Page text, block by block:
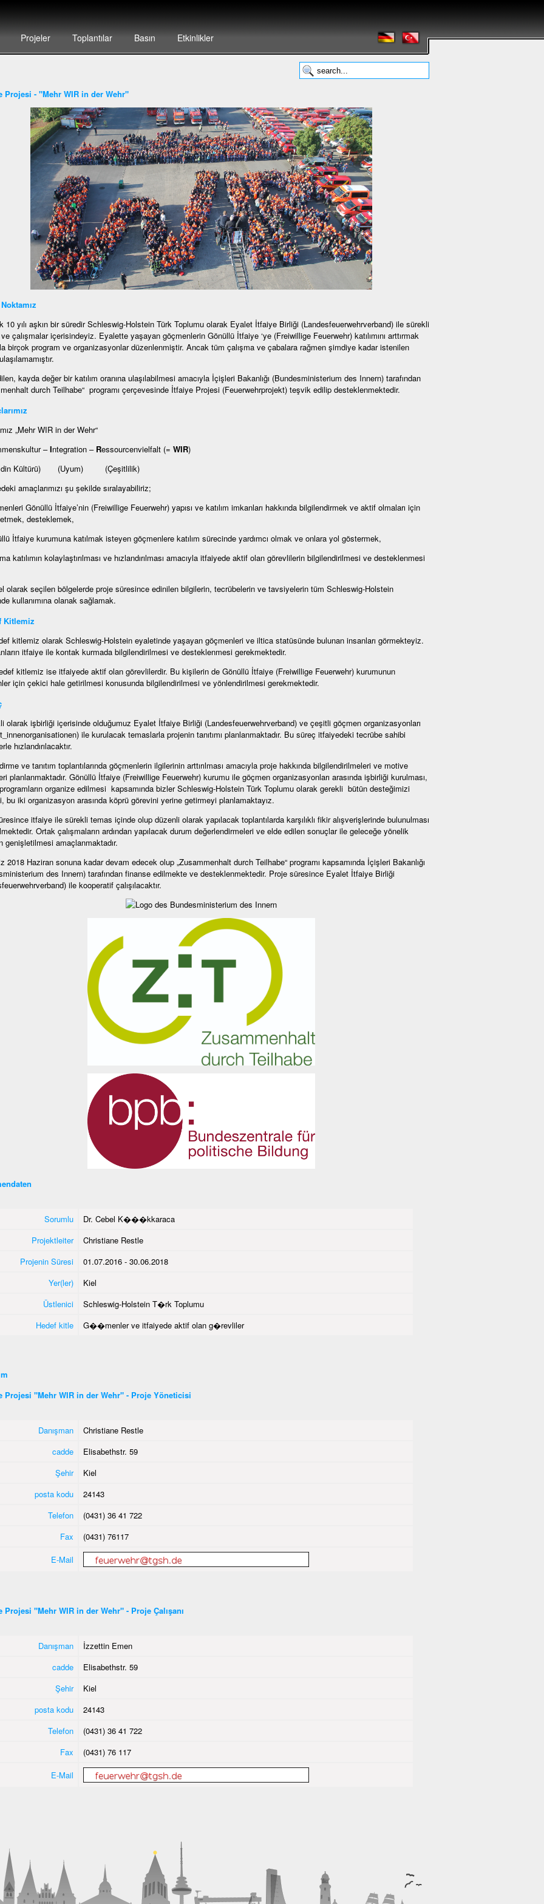
Projeler Toplantılar Basın Etkinlikler
Projesi - "Mehr WIR in der Wehr"
Noktamız
10 yılı aşkın bir süredir Schleswig-Holstein Türk Toplumu olarak Eyalet İtfaiye Birliği (Landesfeuerwehrverband) ile sürekli
çalışmalar içerisindeyiz. Eyalette yaşayan göçmenlerin Gönüllü İtfaiye ‘ye (Freiwillige Feuerwehr) katılımını arttırmak
birçok program ve organizasyonlar düzenlenmiştir. Ancak tüm çalışma ve çabalara rağmen şimdiye kadar istenilen
kayda değer bir katılım oranına ulaşılabilmesi amacıyla İçişleri Bakanlığı (Bundesministerium des Innern) tarafından
durch Teilhabe“ programı çerçevesinde İtfaiye Projesi (Feuerwehrprojekt) teşvik edilip desteklenmektedir.
„Mehr WIR in der Wehr“
–Integration – Ressourcenvielfalt (= WIR)
Kültürü) (Uyum) (Çeşitlilik)
amaçlarımızı şu şekilde sıralayabiliriz;
Gönüllü İtfaiye’nin (Freiwillige Feuerwehr) yapısı ve katılım imkanları hakkında bilgilendirmek ve aktif olmaları için
desteklemek,
İtfaiye kurumuna katılmak isteyen göçmenlere katılım sürecinde yardımcı olmak ve onlara yol göstermek,
katılımın kolaylaştırılması ve hızlandırılması amacıyla itfaiyede aktif olan görevlilerin bilgilendirilmesi ve desteklenmesi
olarak seçilen bölgelerde proje süresince edinilen bilgilerin, tecrübelerin ve tavsiyelerin tüm Schleswig-Holstein
kullanımına olanak sağlamak.
Kitlemiz
kitlemiz olarak Schleswig-Holstein eyaletinde yaşayan göçmenleri ve iltica statüsünde bulunan insanları görmekteyiz.
itfaiye ile kontak kurmada bilgilendirilmesi ve desteklenmesi gerekmektedir.
kitlemiz ise itfaiyede aktif olan görevlilerdir. Bu kişilerin de Gönüllü İtfaiye (Freiwillige Feuerwehr) kurumunun
için çekici hale getirilmesi konusunda bilgilendirilmesi ve yönlendirilmesi gerekmektedir.
olarak işbirliği içerisinde olduğumuz Eyalet İtfaiye Birliği (Landesfeuerwehrverband) ve çeşitli göçmen organizasyonları
ile kurulacak temaslarla projenin tanıtımı planlanmaktadır. Bu süreç itfaiyedeki tecrübe sahibi
hızlandırılacaktır.
ve tanıtım toplantılarında göçmenlerin ilgilerinin arttırılması amacıyla proje hakkında bilgilendirilmeleri ve motive
planlanmaktadır. Gönüllü İtfaiye (Freiwillige Feuerwehr) kurumu ile göçmen organizasyonları arasında işbirliği kurulması,
organize edilmesi kapsamında bizler Schleswig-Holstein Türk Toplumu olarak gerekli bütün desteğimizi
bu iki organizasyon arasında köprü görevini yerine getirmeyi planlamaktayız.
itfaiye ile sürekli temas içinde olup düzenli olarak yapılacak toplantılarda karşılıklı fikir alışverişlerinde bulunulması
Ortak çalışmaların ardından yapılacak durum değerlendirmeleri ve elde edilen sonuçlar ile geleceğe yönelik
genişletilmesi amaçlanmaktadır.
2018 Haziran sonuna kadar devam edecek olup „Zusammenhalt durch Teilhabe“ programı kapsamında İçişleri Bakanlığı
des Innern) tarafından finanse edilmekte ve desteklenmektedir. Proje süresince Eyalet İtfaiye Birliği
ile kooperatif çalışılacaktır.
Sorumlu
Dr. Cebel K���kkaraca
Projektleiter
Christiane Restle
Projenin Süresi
01.07.2016 - 30.06.2018
Yer(ler)
Kiel
Üstlenici
Schleswig-Holstein T�rk Toplumu
Hedef kitle
G��menler ve itfaiyede aktif olan g�revliler
Projesi "Mehr WIR in der Wehr" - Proje Yöneticisi
Danışman
Christiane Restle
cadde
Elisabethstr. 59
Şehir
Kiel
posta kodu
24143
Telefon
(0431) 36 41 722
Fax
(0431) 76117
E-Mail
Projesi "Mehr WIR in der Wehr" - Proje Çalışanı
Danışman
İzzettin Emen
cadde
Elisabethstr. 59
Şehir
Kiel
posta kodu
24143
Telefon
(0431) 36 41 722
Fax
(0431) 76 117
E-Mail